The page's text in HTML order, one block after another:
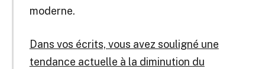
moderne.
Dans vos écrits, vous avez souligné une
tendance actuelle à la diminution du